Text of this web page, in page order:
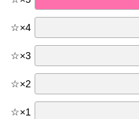
☆×4
☆×3
☆×2
☆×1